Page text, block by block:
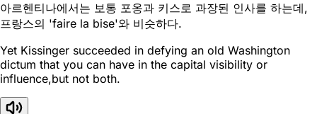
아르헨티나에서는 보통 포옹과 키스로 과장된 인사를 하는데,
프랑스의 'faire la bise'와 비슷하다.
Yet Kissinger succeeded in defying an old Washington
dictum that you can have in the capital visibility or
influence,but not both.